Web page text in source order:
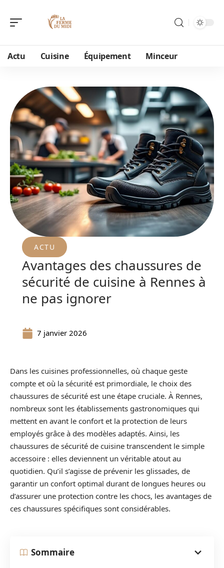
Actu Cuisine Équipement Minceur
ACTU
Avantages des chaussures de
sécurité de cuisine à Rennes à
ne pas ignorer
7 janvier 2026
Dans les cuisines professionnelles, où chaque geste
compte et où la sécurité est primordiale, le choix des
chaussures de sécurité est une étape cruciale. À Rennes,
nombreux sont les établissements gastronomiques qui
mettent en avant le confort et la protection de leurs
employés grâce à des modèles adaptés. Ainsi, les
chaussures de sécurité de cuisine transcendent le simple
accessoire : elles deviennent un véritable atout au
quotidien. Qu’il s’agisse de prévenir les glissades, de
garantir un confort optimal durant de longues heures ou
d’assurer une protection contre les chocs, les avantages de
ces chaussures spécifiques sont considérables.
Sommaire